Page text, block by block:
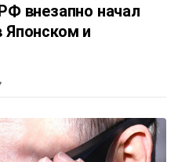
внезапно начал
и
,